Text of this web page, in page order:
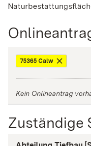
75365 Calw
Kein Onlineantrag
Zuständige